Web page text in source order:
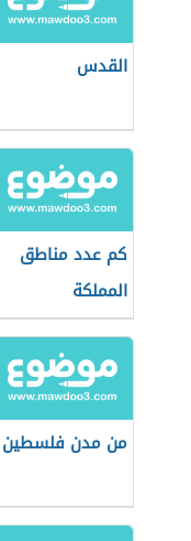
القدس
كم عدد مناطق
المملكة
من مدن فلسطين